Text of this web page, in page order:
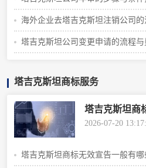
海外企业去塔吉克斯坦注销公司
塔吉克斯坦公司变更申请的流程
塔吉克斯坦商标服务
塔吉克斯坦商
2026-07-20
塔吉克斯坦商标无效宣告一般有哪